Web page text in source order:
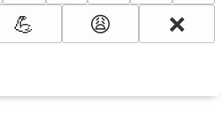
💪 😩 ❌